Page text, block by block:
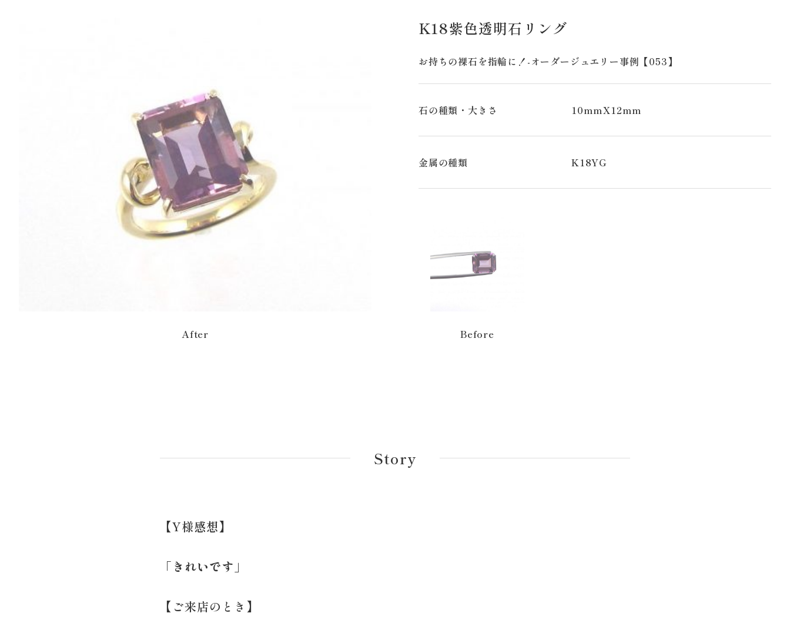
After
K18紫色透明石リング
お持ちの裸石を指輪に！-オーダージュエリー事例【053】
石の種類・大きさ 10mmX12mm
金属の種類 K18YG
Before
Story
【Y様感想】
「きれいです」
【ご来店のとき】